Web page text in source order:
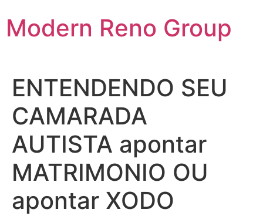
to
content
Modern Reno Group
ENTENDENDO SEU
CAMARADA
AUTISTA apontar
MATRIMONIO OU
apontar XODO